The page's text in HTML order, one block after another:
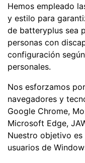
Hemos empleado
y estilo para
de batteryplus sea
personas con
configuración
personales.
Nos esforzamos
navegadores y
Google Chrome,
Microsoft Edge,
Nuestro objetivo
usuarios de